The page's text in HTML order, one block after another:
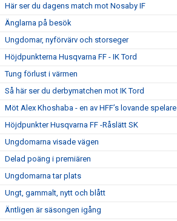
Här ser du dagens match mot Nosaby IF
Änglarna på besök
Ungdomar, nyförvärv och storseger
Höjdpunkterna Husqvarna FF - IK Tord
Tung förlust i värmen
Så här ser du derbymatchen mot IK Tord
Möt Alex Khoshaba - en av HFF’s lovande spelare
Höjdpunkter Husqvarna FF -Råslätt SK
Ungdomarna visade vägen
Delad poäng i premiären
Ungdomarna tar plats
Ungt, gammalt, nytt och blått
Äntligen är säsongen igång